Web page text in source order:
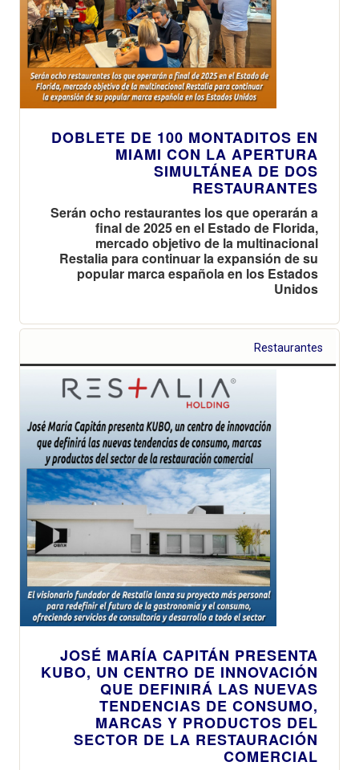
DOBLETE DE 100 MONTADITOS EN
MIAMI CON LA APERTURA
SIMULTÁNEA DE DOS
RESTAURANTES
Serán ocho restaurantes los que operarán a
final de 2025 en el Estado de Florida,
mercado objetivo de la multinacional
Restalia para continuar la expansión de su
popular marca española en los Estados
Unidos
Restaurantes
JOSÉ MARÍA CAPITÁN PRESENTA
KUBO, UN CENTRO DE INNOVACIÓN
QUE DEFINIRÁ LAS NUEVAS
TENDENCIAS DE CONSUMO,
MARCAS Y PRODUCTOS DEL
SECTOR DE LA RESTAURACIÓN
COMERCIAL